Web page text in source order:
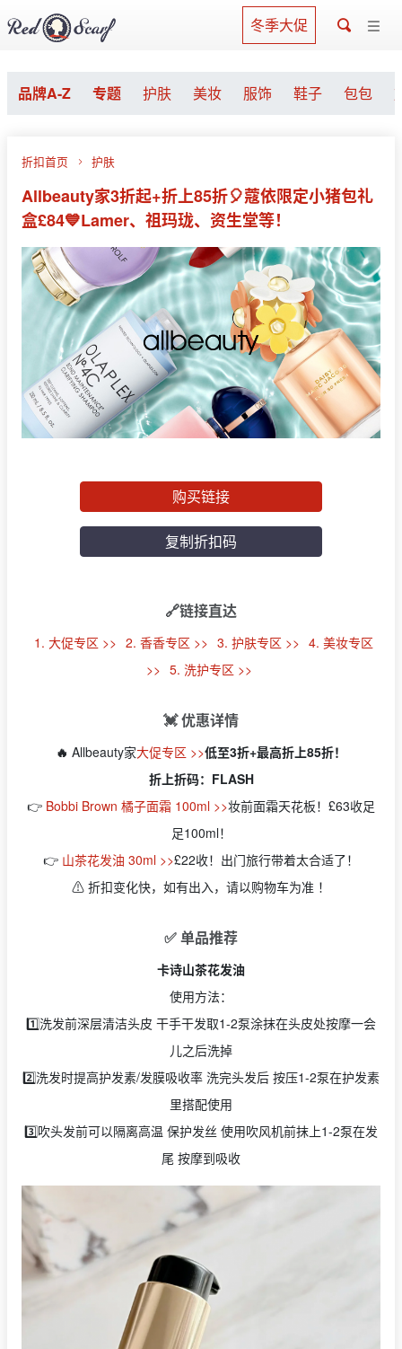
冬季大促
品牌A-Z 专题 护肤 美妆 服饰 鞋子 包包
折扣首页 护肤
Allbeauty家3折起+折上85折🎈蔻依限定小猪包礼
盒£84💙Lamer、祖玛珑、资生堂等！
购买链接
复制折扣码
🔗链接直达
1. 大促专区 >> 2. 香香专区 >> 3. 护肤专区 >> 4. 美妆专区
>> 5. 洗护专区 >>
💓 优惠详情
🔥 Allbeauty家大促专区 >>低至3折+最高折上85折！
折上折码：FLASH
👉 Bobbi Brown 橘子面霜 100ml >>妆前面霜天花板！£63收足
足100ml！
👉 山茶花发油 30ml >>£22收！出门旅行带着太合适了！
⚠️ 折扣变化快，如有出入，请以购物车为准 ！
✅ 单品推荐
卡诗山茶花发油
使用方法：
1️⃣洗发前深层清洁头皮 干手干发取1-2泵涂抹在头皮处按摩一会
儿之后洗掉
2️⃣洗发时提高护发素/发膜吸收率 洗完头发后 按压1-2泵在护发素
里搭配使用
3️⃣吹头发前可以隔离高温 保护发丝 使用吹风机前抹上1-2泵在发
尾 按摩到吸收